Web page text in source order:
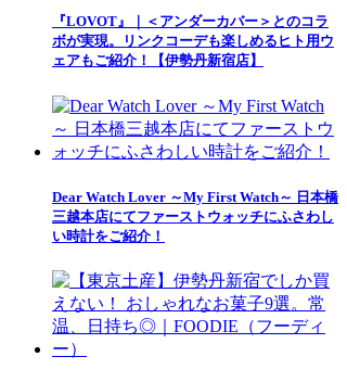
『LOVOT』｜＜アンダーカバー＞とのコラ
ボが実現。リンクコーデも楽しめるヒト用ウ
ェアもご紹介！【伊勢丹新宿店】
Dear Watch Lover ～My First Watch～ 日本橋
三越本店にてファーストウォッチにふさわし
い時計をご紹介！